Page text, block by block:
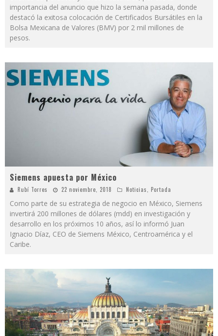
importancia del anuncio que hizo la semana pasada, donde
destacó la exitosa colocación de Certificados Bursátiles en la
Bolsa Mexicana de Valores (BMV) por 2 mil millones de
pesos.
Siemens apuesta por México
Rubí Torres 22 noviembre, 2018 Noticias, Portada
Como parte de su estrategia de negocio en México, Siemens
invertirá 200 millones de dólares (mdd) en investigación y
desarrollo en los próximos 10 años, así lo informó Juan
Ignacio Díaz, CEO de Siemens México, Centroamérica y el
Caribe.